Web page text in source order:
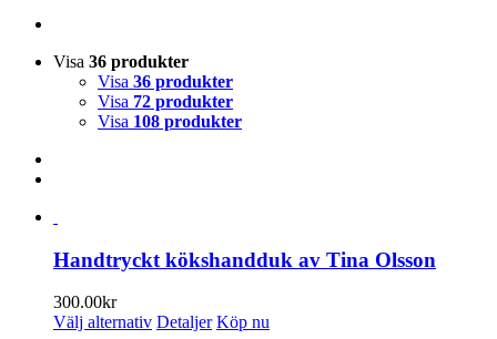
Visa 36 produkter
Visa 36 produkter
Visa 72 produkter
Visa 108 produkter
Handtryckt kökshandduk av Tina Olsson
300.00kr
Välj alternativ Den
Detaljer Köp nu